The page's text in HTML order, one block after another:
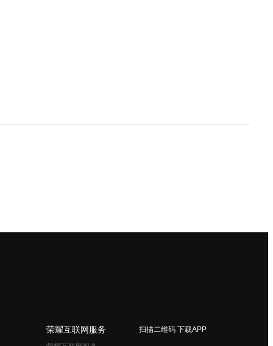
荣耀互联网服务 扫描二维码 下载APP